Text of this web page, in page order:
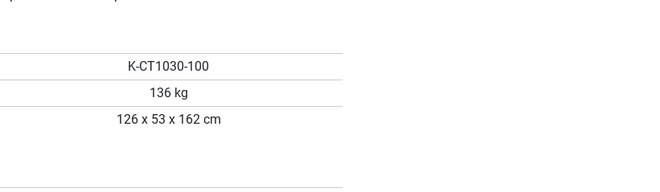
K-CT1030-100
136 kg
126 x 53 x 162 cm